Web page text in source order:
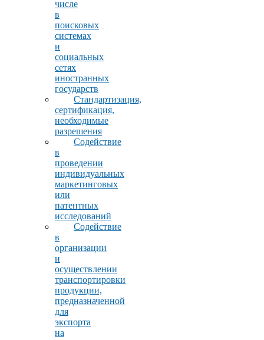
числе
в
поисковых
системах
и
социальных
сетях
иностранных
государств
Стандартизация,
сертификация,
необходимые
разрешения
Содействие
в
проведении
индивидуальных
маркетинговых
или
патентных
исследований
Содействие
в
организации
и
осуществлении
транспортировки
продукции,
предназначенной
для
экспорта
на